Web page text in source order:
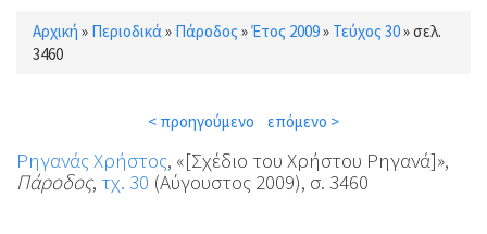
Είστε εδώ
Αρχική » Περιοδικά » Πάροδος »Έτος 2009» Τεύχος 30»σελ.
3460
< προηγούμενο επόμενο >
Ρηγανάς Χρήστος, «[Σχέδιο του Χρήστου Ρηγανά]»,
Πάροδος, τχ. 30 (Αύγουστος 2009), σ. 3460